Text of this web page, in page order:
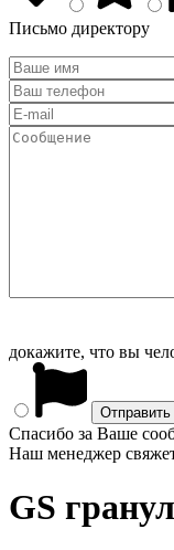
Письмо директору
докажите, что вы
Спасибо за Ваше
Наш менеджер
GS